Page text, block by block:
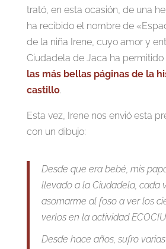
trató, en esta ocasión, de una
ha recibido el nombre de
de la niña Irene, cuyo amor y
Ciudadela de Jaca ha permitido
las más bellas páginas de la
castillo.
Esta vez, Irene nos envió esta
con un dibujo:
Desde que era bebé, mis
llevado a la Ciudadela, cada
asomarme al foso a ver los
verlos en la actividad
Desde hace años, sufro